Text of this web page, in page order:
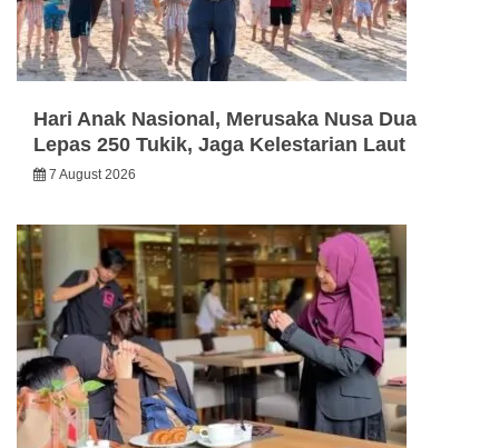
Hari Anak Nasional, Merusaka Nusa Dua
Lepas 250 Tukik, Jaga Kelestarian Laut
7 August 2026